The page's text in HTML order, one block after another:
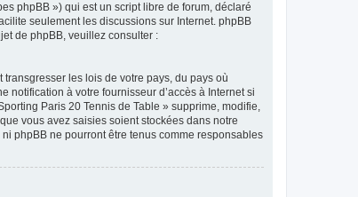
phpBB ») qui est un script libre de forum, déclaré
seulement les discussions sur Internet. phpBB
de phpBB, veuillez consulter :
les lois de votre pays, du pays où
notification à votre fournisseur d’accès à Internet si
Paris 20 Tennis de Table » supprime, modifie,
vous avez saisies soient stockées dans notre
phpBB ne pourront être tenus comme responsables